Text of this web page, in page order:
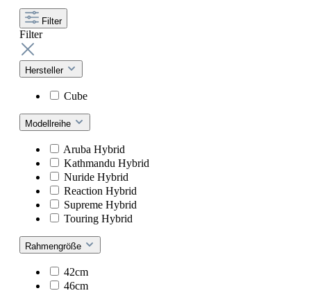
Filter
Filter
Hersteller
Cube
Modellreihe
Aruba Hybrid
Kathmandu Hybrid
Nuride Hybrid
Reaction Hybrid
Supreme Hybrid
Touring Hybrid
Rahmengröße
42cm
46cm